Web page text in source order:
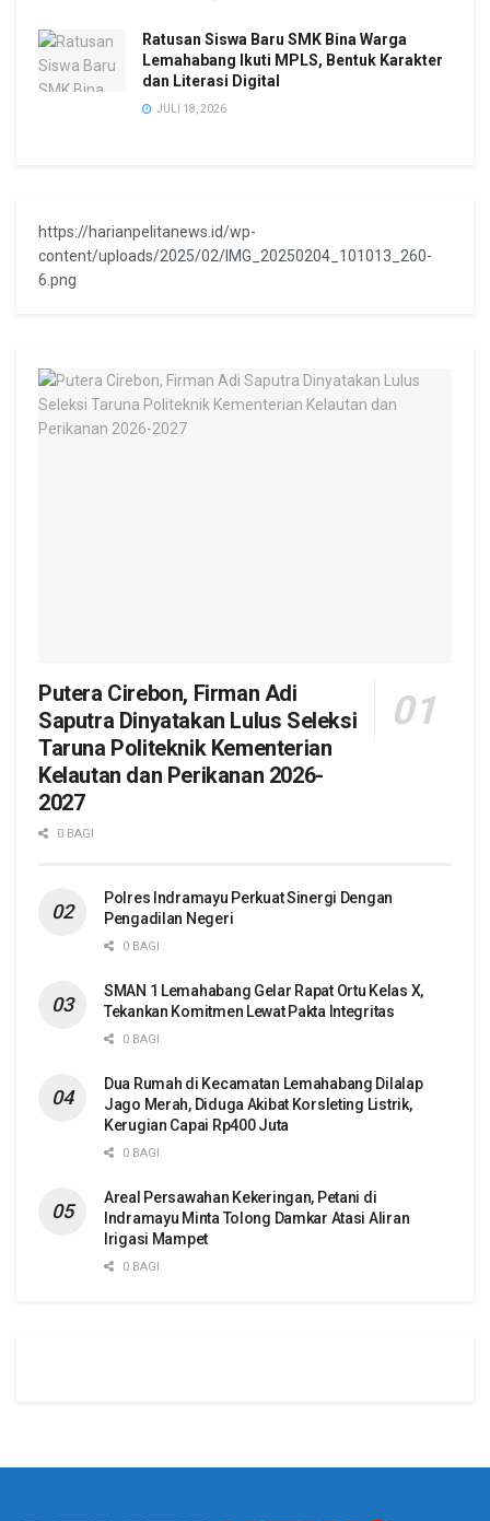
Ratusan Siswa Baru SMK Bina Warga
Lemahabang Ikuti MPLS, Bentuk Karakter
dan Literasi Digital
JULI 18, 2026
https://harianpelitanews.id/wp-
content/uploads/2025/02/IMG_20250204_101013_260-
6.png
Putera Cirebon, Firman Adi
Saputra Dinyatakan Lulus Seleksi
Taruna Politeknik Kementerian
Kelautan dan Perikanan 2026-
2027
0 BAGI
Polres Indramayu Perkuat Sinergi Dengan
Pengadilan Negeri
0 BAGI
SMAN 1 Lemahabang Gelar Rapat Ortu Kelas X,
Tekankan Komitmen Lewat Pakta Integritas
0 BAGI
Dua Rumah di Kecamatan Lemahabang Dilalap
Jago Merah, Diduga Akibat Korsleting Listrik,
Kerugian Capai Rp400 Juta
0 BAGI
Areal Persawahan Kekeringan, Petani di
Indramayu Minta Tolong Damkar Atasi Aliran
Irigasi Mampet
0 BAGI